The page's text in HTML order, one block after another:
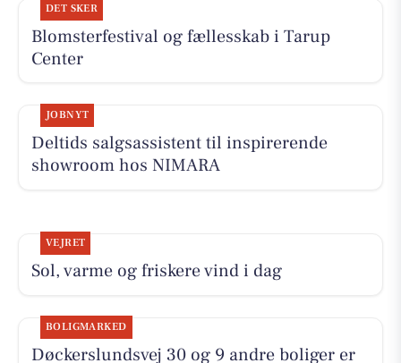
DET SKER
Blomsterfestival og fællesskab i Tarup
Center
JOBNYT
Deltids salgsassistent til inspirerende
showroom hos NIMARA
VEJRET
Sol, varme og friskere vind i dag
BOLIGMARKED
Døckerslundsvej 30 og 9 andre boliger er